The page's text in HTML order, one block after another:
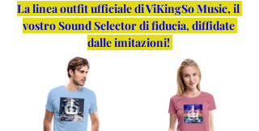
La linea outfit ufficiale di ViKingSo Music, il
vostro Sound Selector di fiducia, diffidate
dalle imitazioni!